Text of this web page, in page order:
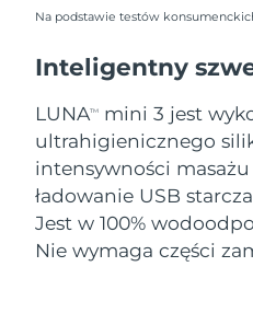
Na podstawie testów
Inteligentny
LUNATM
mini 3 jest
ultrahigienicznego
intensywności
ładowanie USB
Jest w 100%
Nie wymaga części
Korea Południowa
Hiszpania
Szwecja
Szwajcaria